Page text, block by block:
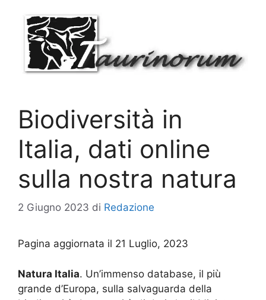
contenuto
Biodiversità in
Italia, dati online
sulla nostra natura
2 Giugno 2023 di Redazione
Pagina aggiornata il 21 Luglio, 2023
Natura Italia. Un’immenso database, il più
grande d’Europa, sulla salvaguarda della